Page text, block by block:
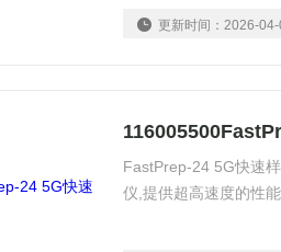
更新时间：2026-04-
FastPrep-24 5G快速
仪,提供超高速度的性